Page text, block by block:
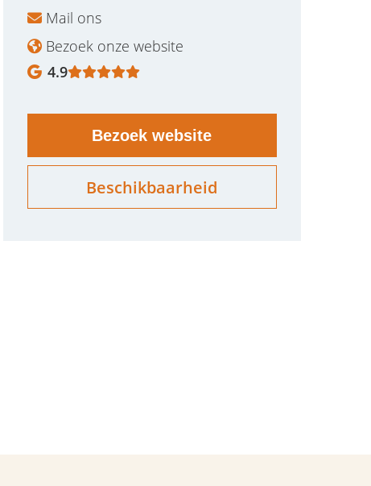
Mail ons
Bezoek onze website
4.9
Bezoek website
Beschikbaarheid